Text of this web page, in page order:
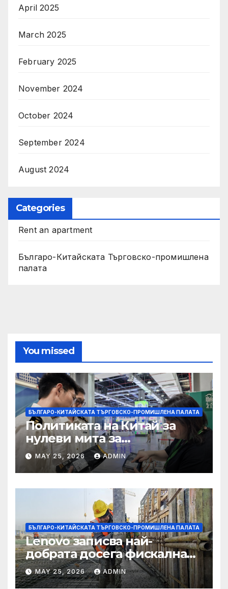
April 2025
March 2025
February 2025
November 2024
October 2024
September 2024
August 2024
Categories
Rent an apartment
Българо-Китайската Търговско-промишлена
палата
You missed
БЪЛГАРО-КИТАЙСКАТА ТЪРГОВСКО-ПРОМИШЛЕНА ПАЛАТА
Политиката на Китай за
нулеви мита за
африканските страни е от
полза за кафе индустрията
MAY 25, 2026 ADMIN
БЪЛГАРО-КИТАЙСКАТА ТЪРГОВСКО-ПРОМИШЛЕНА ПАЛАТА
Lenovo записва най-
добрата досега фискална
година
MAY 25, 2026 ADMIN